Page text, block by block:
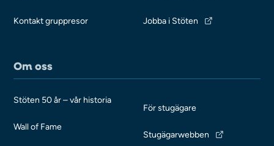
Kontakt gruppresor Jobba i Stöten
Om oss
Stöten 50 år – vår historia
Wall of Fame
För stugägare
Stugägarwebben